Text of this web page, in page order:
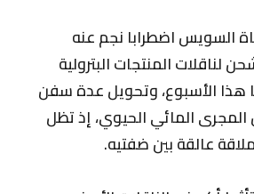
السويس اضطرابا نجم عنه
لناقلات المنتجات البترولية
هذا الأسبوع، وتحويل عدة سفن
المائي الحيوي، إذ تظل
عالقة بين ضفتيه.